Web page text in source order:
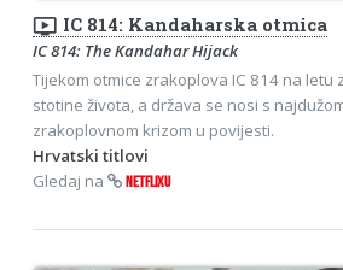
ondemand_video IC 814: Kandaharska otmica
IC 814: The Kandahar Hijack
Tijekom otmice zrakoplova IC 814 na letu
stotine života, a država se nosi s
zrakoplovnom krizom u povijesti.
Hrvatski titlovi
Gledaj na
NETFLIXU